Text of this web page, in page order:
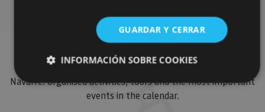
Find more plans
Find more plans and suggestions to round off your trip in
Navarre: organised activities, tours and the most important
events in the calendar.
GUARDAR Y CERRAR
INFORMACIÓN SOBRE COOKIES